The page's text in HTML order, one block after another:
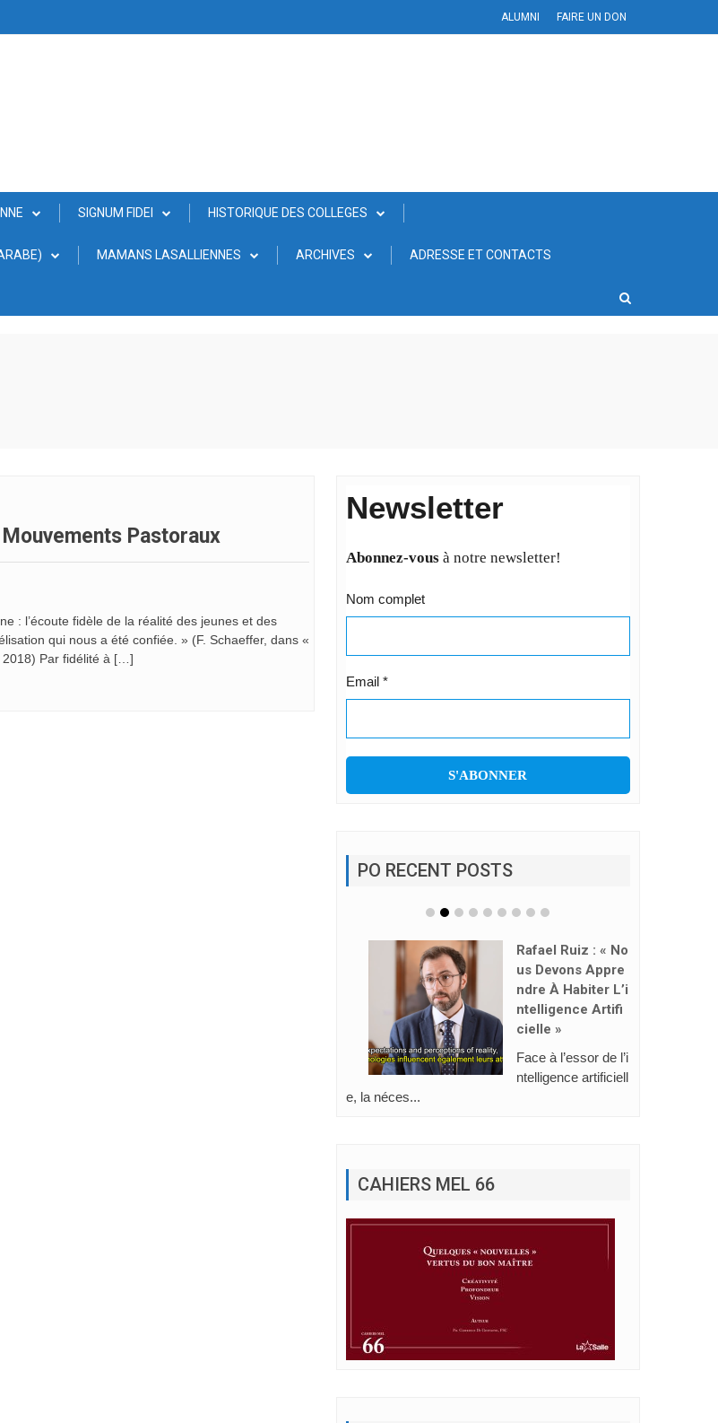
ALUMNI FAIRE UN DON
SIGNUM FIDEI HISTORIQUE DES COLLEGES
MAMANS LASALLIENNES ARCHIVES ADRESSE ET CONTACTS
Pastoraux
: l’écoute fidèle de la réalité des jeunes et des
qui nous a été confiée. » (F. Schaeffer, dans «
2018) Par fidélité à […]
Newsletter
Abonnez-vousà notre newsletter!
Nom complet
Email *
PO RECENT POSTS
Rafael Ruiz : « No
Us Devons Appre
Ndre À Habiter L’i
Ntelligence Artifi
Cielle »
Face à l’essor de l’i
ntelligence artificiell
e, la néces...
CAHIERS MEL 66